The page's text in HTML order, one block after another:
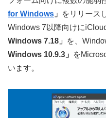
for Windows 」
をリリース
Windows 7以降向けに
Windows 7.18」
を、
Windows 10.9.3」
を
います。